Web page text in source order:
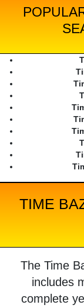
TIME
The Time
includes
complete